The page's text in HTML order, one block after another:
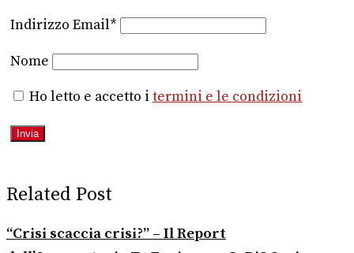
Indirizzo Email*
Nome
Ho letto e accetto i termini e le condizioni
Related Post
“Crisi scaccia crisi?” – Il Report